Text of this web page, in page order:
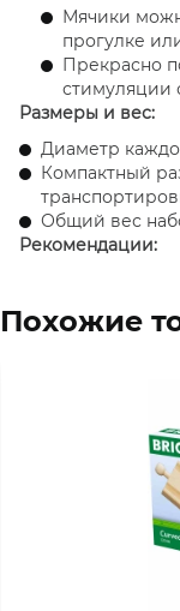
Мячики
прогулке
Прекрасно
стимуляции
Размеры и вес:
Диаметр
Компактный
Общий вес
Рекомендации:
Музыкальные
мячики станут
развитии
Похожие